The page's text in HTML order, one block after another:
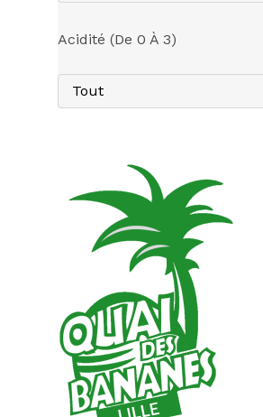
Acidité (de 0 À 3)
Tout